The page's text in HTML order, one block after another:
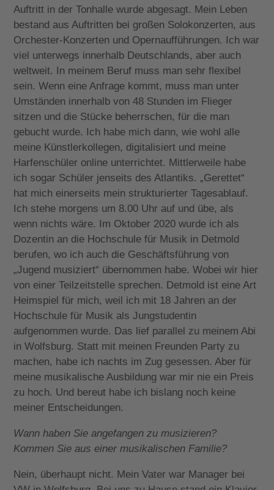
Auftritt in der Tonhalle wurde abgesagt. Mein Leben
bestand aus Auftritten bei großen Solokonzerten, aus
Orchester-Konzerten und Opernaufführungen. Ich war
viel unterwegs innerhalb Deutschlands, aber auch
weltweit. In meinem Beruf muss man sehr flexibel
sein. Wenn eine Anfrage kommt, muss man unter
Umständen innerhalb von 48 Stunden im Flieger
sitzen und die Stücke beherrschen, für die man
gebucht wurde. Ich habe mich dann, wie wohl alle
meine Künstlerkollegen, digitalisiert und meine
Harfenschüler online unterrichtet. Mittlerweile habe
ich sogar Schüler jenseits des Atlantiks. „Gerettet“
hat mich einerseits mein strukturierter Tagesablauf.
Ich stehe morgens um 8.00 Uhr auf und übe, als
wenn nichts wäre. Im Oktober 2020 wurde ich als
Dozentin an die Hochschule für Musik in Detmold
berufen, wo ich auch die Geschäftsführung von
„Jugend musiziert“ übernommen habe. Wobei wir hier
von einer Teilzeitstelle sprechen. Detmold ist eine Art
Heimspiel für mich, weil ich mit 18 Jahren an der
Hochschule für Musik als Jungstudentin
aufgenommen wurde. Das lief parallel zu meinem Abi
in Wolfsburg. Statt mit meinen Freunden Party zu
machen, habe ich nachts im Zug gesessen. Aber für
meine musikalische Ausbildung war mir nie ein Preis
zu hoch. Und bereut habe ich bislang noch keine
meiner Entscheidungen.
Wann haben Sie angefangen zu musizieren?
Kommen Sie aus einer musikalischen Familie?
Nein, überhaupt nicht. Mein Vater war Manager bei